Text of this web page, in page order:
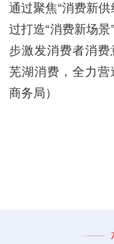
通过聚焦“消费新
过打造“消费新场
步激发消费者消
芜湖消费，全力
商务局）